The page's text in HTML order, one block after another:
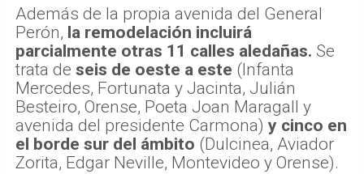
Además de la propia avenida del General
Perón, la remodelación incluirá
parcialmente otras 11 calles aledañas. Se
trata de seis de oeste a este (Infanta
Mercedes, Fortunata y Jacinta, Julián
Besteiro, Orense, Poeta Joan Maragall y
avenida del presidente Carmona) y cinco en
el borde sur del ámbito (Dulcinea, Aviador
Zorita, Edgar Neville, Montevideo y Orense).